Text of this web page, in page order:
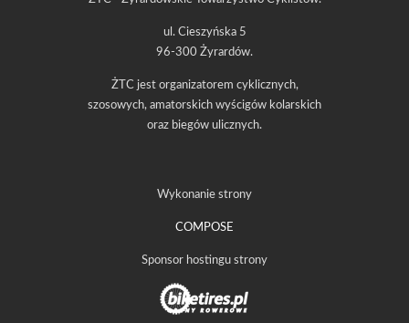
ul. Cieszyńska 5
96-300 Żyrardów.
ŻTC jest organizatorem cyklicznych,
szosowych, amatorskich wyścigów kolarskich
oraz biegów ulicznych.
Wykonanie strony
COMPOSE
Sponsor hostingu strony